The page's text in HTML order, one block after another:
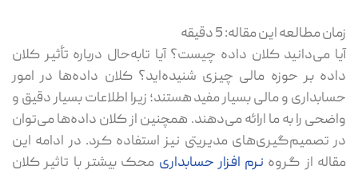
مطالعه این مقاله:5دقیقه
می‌دانید کلان داده چیست؟ آیا تابه‌حال درباره تأثیر کلان
بر حوزه مالی چیزی شنیده‌اید؟ کلان داده‌ها در امور
و مالی بسیار مفید هستند؛ زیرا اطلاعات بسیار دقیق و
را به ما ارائه می‌دهند. همچنین از کلان داده‌ها می‌توان
تصمیم‌گیری‌های مدیریتی نیز استفاده کرد. در ادامه این
از گروهنرم افزار حسابداریمحک بیشتر با تاثیر کلان